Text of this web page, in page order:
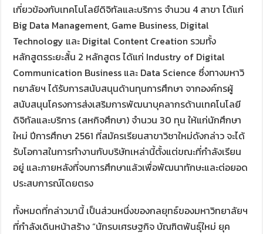
เกี่ยวข้องกับเทคโนโลยีดิจิทัลและบริการ จำนวน 4 สาขา ได้แก่
Big Data Management, Game Business, Digital
Technology และ Digital Content Creation รวมทั้ง
หลักสูตรระยะสั้น 2 หลักสูตร ได้แก่ Industry of Digital
Communication Business และ Data Science ซึ่งทางมหาวิ
ทยาลัยฯ ได้รับการสนับสนุนด้านทุนการศึกษา จากองค์กรผู้
สนับสนุนโครงการส่งเสริมการพัฒนาบุคลากรด้านเทคโนโลยี
ดิจิทัลและบริการ (สหกิจศึกษา) จำนวน 30 ทุน ให้แก่นักศึกษา
ใหม่ ปีการศึกษา 2561 ที่สมัครเรียนสาขาวิชาใหม่ดังกล่าว จะได้
รับโอกาสในการทำงานกับบริษัทเหล่านี้ตั้งแต่ขณะที่กำลังเรียน
อยู่ และภายหลังที่จบการศึกษาแล้วเพื่อพัฒนาทักษะและต่อยอด
ประสบการณ์โดยตรง
ทั้งหมดที่กล่าวมานี้ เป็นส่วนหนึ่งของกลยุทธ์ของมหาวิทยาลัยฯ
ที่กำลังเดินหน้าสร้าง “นักรบเศรษฐกิจ บัณฑิตพันธุ์ใหม่ ยุค